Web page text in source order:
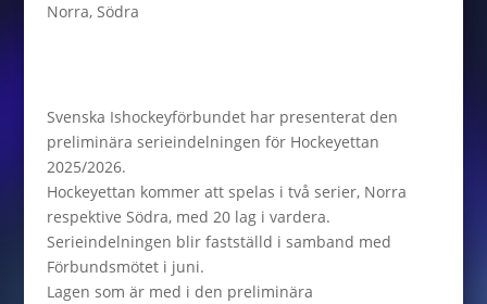
Norra, Södra
Svenska Ishockeyförbundet har presenterat den
preliminära serieindelningen för Hockeyettan
2025/2026.
Hockeyettan kommer att spelas i två serier, Norra
respektive Södra, med 20 lag i vardera.
Serieindelningen blir fastställd i samband med
Förbundsmötet i juni.
Lagen som är med i den preliminära